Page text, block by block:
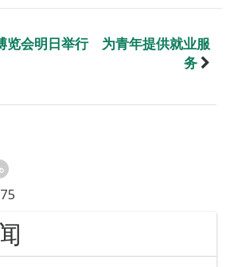
览会明日举行 为青年提供就业服
务